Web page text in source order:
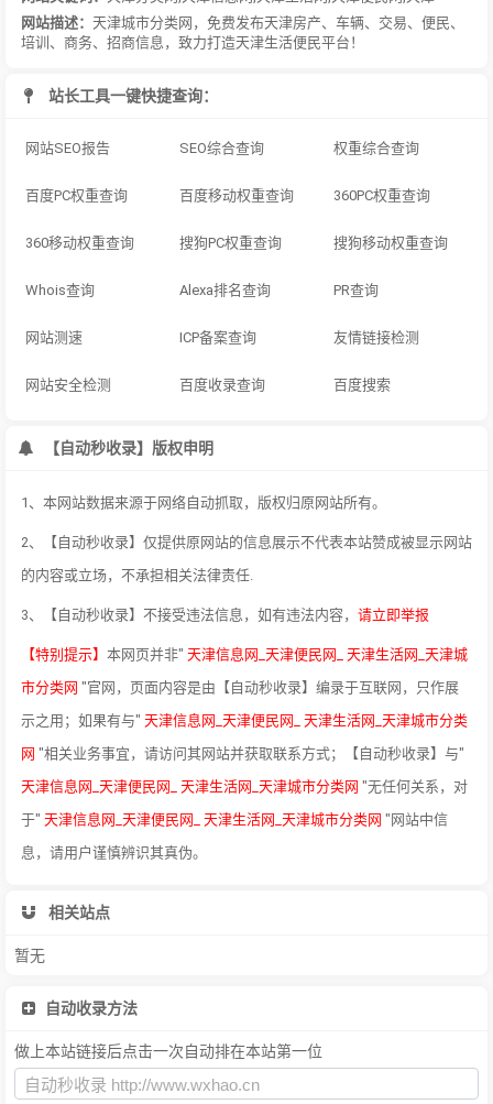
网站描述： 天津城市分类网，免费发布天津房产、车辆、交易、便民、
培训、商务、招商信息，致力打造天津生活便民平台！
站长工具一键快捷查询：
网站SEO报告 SEO综合查询 权重综合查询
百度PC权重查询 百度移动权重查询 360PC权重查询
360移动权重查询 搜狗PC权重查询 搜狗移动权重查询
Whois查询 Alexa排名查询 PR查询
网站测速 ICP备案查询 友情链接检测
网站安全检测 百度收录查询 百度搜索
【自动秒收录】版权申明
1、本网站数据来源于网络自动抓取，版权归原网站所有。
2、【自动秒收录】仅提供原网站的信息展示不代表本站赞成被显示网站
的内容或立场，不承担相关法律责任.
3、【自动秒收录】不接受违法信息，如有违法内容， 请立即举报
【特别提示】 本网页并非" 天津信息网_天津便民网_ 天津生活网_天津城
市分类网 "官网，页面内容是由【自动秒收录】编录于互联网，只作展
示之用；如果有与" 天津信息网_天津便民网_ 天津生活网_天津城市分类
网 "相关业务事宜，请访问其网站并获取联系方式；【自动秒收录】与"
天津信息网_天津便民网_ 天津生活网_天津城市分类网 "无任何关系，对
于" 天津信息网_天津便民网_ 天津生活网_天津城市分类网 "网站中信
息，请用户谨慎辨识其真伪。
相关站点
暂无
自动收录方法
做上本站链接后点击一次自动排在本站第一位